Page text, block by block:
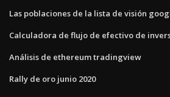
Las poblaciones de la lista de visión
Calculadora de flujo de efectivo de
Análisis de ethereum tradingview
Rally de oro junio 2020